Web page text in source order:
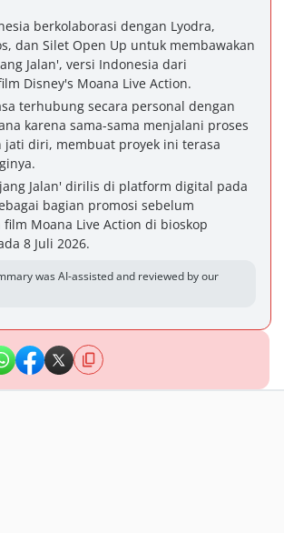
berkolaborasi dengan Lyodra,
dan Silet Open Up untuk membawakan
Jalan', versi Indonesia dari
Disney's Moana Live Action.
terhubung secara personal dengan
karena sama-sama menjalani proses
jati diri, membuat proyek ini terasa
Jalan' dirilis di platform digital pada
bagian promosi sebelum
film Moana Live Action di bioskop
8 Juli 2026.
was AI-assisted and reviewed by our